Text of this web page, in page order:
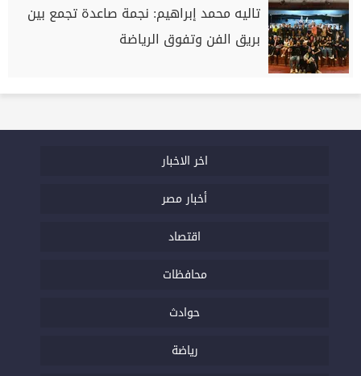
تاليه محمد إبراهيم: نجمة صاعدة تجمع بين
بريق الفن وتفوق الرياضة
اخر الاخبار
أخبار مصر
اقتصاد
محافظات
حوادث
رياضة